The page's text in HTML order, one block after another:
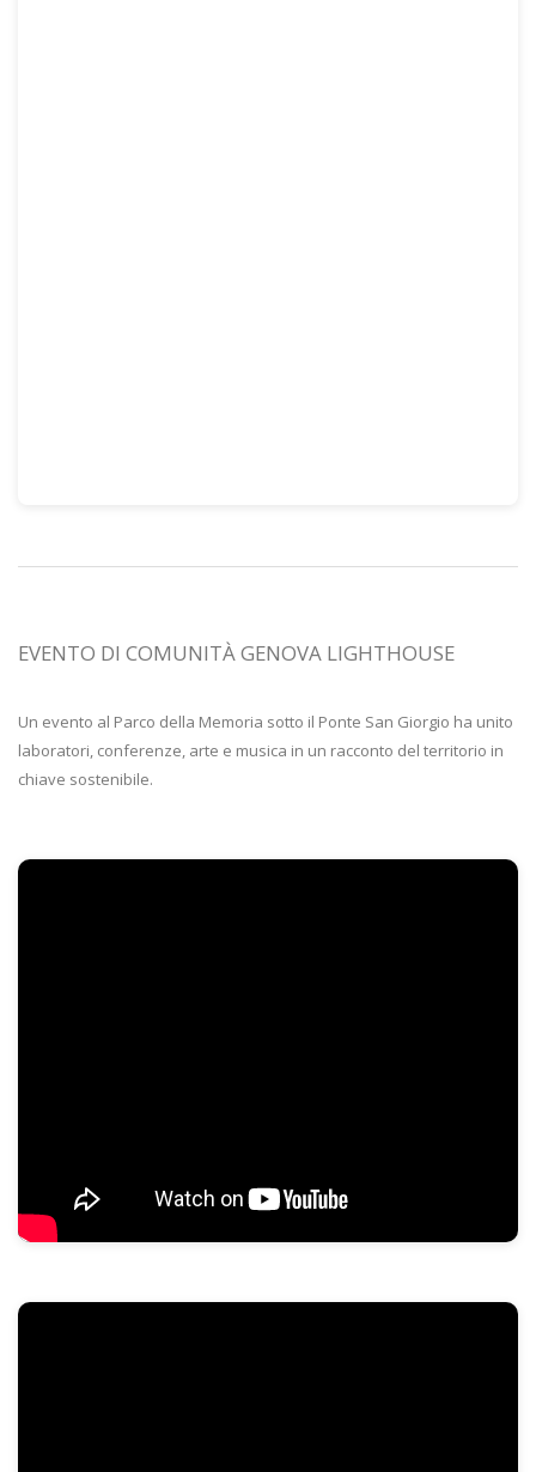
EVENTO DI COMUNITÀ GENOVA LIGHTHOUSE
Un evento al Parco della Memoria sotto il Ponte San Giorgio ha unito
laboratori, conferenze, arte e musica in un racconto del territorio in
chiave sostenibile.